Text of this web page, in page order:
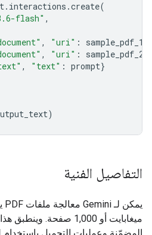
. interactions .create(
flash" ,
, "uri" : sample_pdf_1
, "uri" : sample_pdf_2
, "text" : prompt}
)
التفاصيل الفنية
ميغابايت أو 1,000 صفحة.